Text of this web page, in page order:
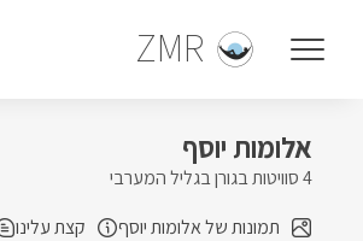
ZMR
אלומות יוסף
4 סוויטות בגורן בגליל המערבי
תמונות של אלומות יוסף
קצת עלינו